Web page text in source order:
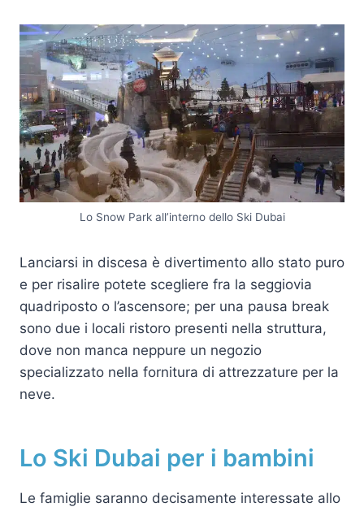
Lo Snow Park all’interno dello Ski Dubai
Lanciarsi in discesa è divertimento allo stato puro
e per risalire potete scegliere fra la seggiovia
quadriposto o l’ascensore; per una pausa break
sono due i locali ristoro presenti nella struttura,
dove non manca neppure un negozio
specializzato nella fornitura di attrezzature per la
neve.
Lo Ski Dubai per i bambini
Le famiglie saranno decisamente interessate allo